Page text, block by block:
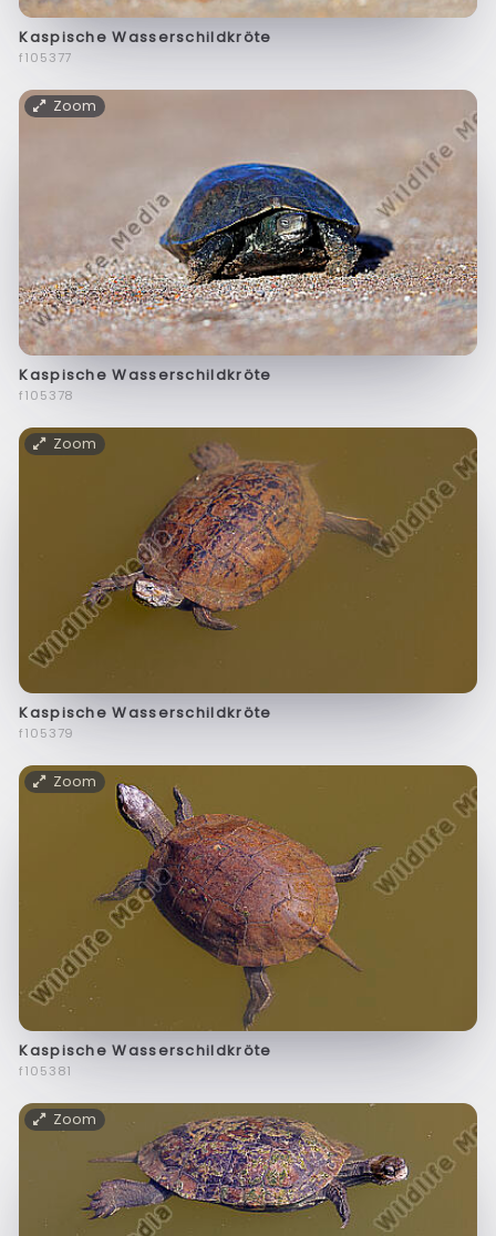
Kaspische Wasserschildkröte
f105377
Zoom
Kaspische Wasserschildkröte
f105378
Zoom
Kaspische Wasserschildkröte
f105379
Zoom
Kaspische Wasserschildkröte
f105381
Zoom